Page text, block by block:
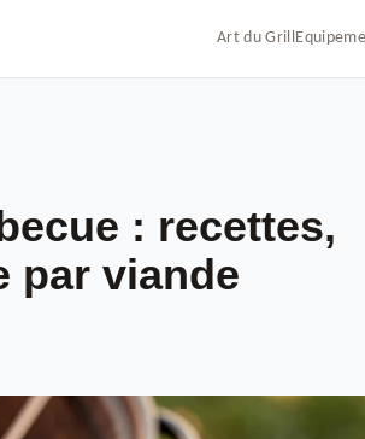
Art du Grill
: recettes,
par viande